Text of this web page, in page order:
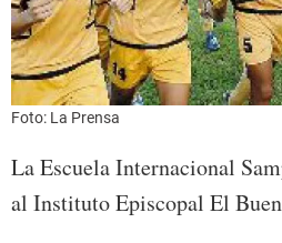
Foto: La Prensa
La Escuela Internacional
al Instituto Episcopal El